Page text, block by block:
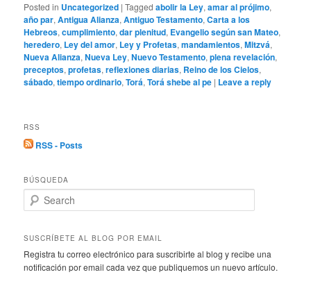
Posted in Uncategorized |Tagged abolir la Ley,amar al prójimo,
año par,Antigua Alianza,Antiguo Testamento,Carta a los
Hebreos,cumplimiento,dar plenitud, Evangelio según san Mateo,
heredero, Ley del amor, Ley y Profetas,mandamientos,Mitzvá,
Nueva Alianza,Nueva Ley,Nuevo Testamento,plena revelación,
preceptos,profetas,reflexiones diarias, Reino de los Cielos,
sábado,tiempo ordinario,Torá,Torá shebe al pe | Leave a reply
RSS
RSS - Posts
BÚSQUEDA
e
r
h
SUSCRÍBETE AL BLOG POR EMAIL
Registra tu correo electrónico para suscribirte al blog y recibe una
notificación por email cada vez que publiquemos un nuevo artículo.